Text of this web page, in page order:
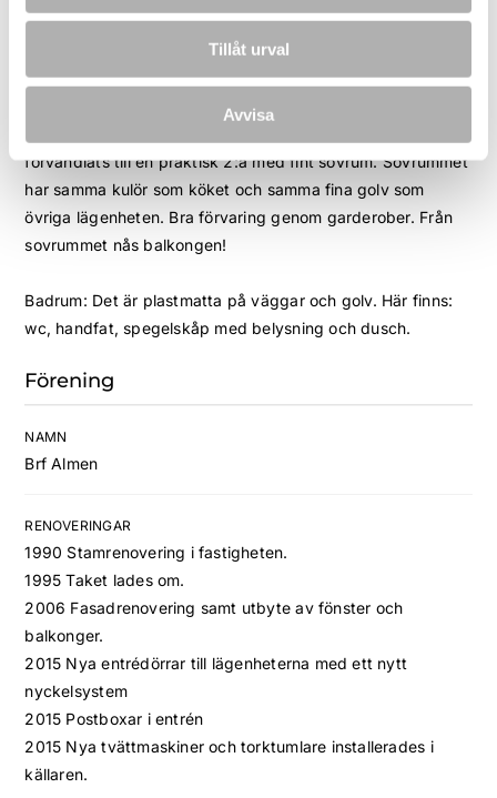
Tillåt urval
Avvisa
Vardagsrum: Gosa in dig i detta vardagsrum! Samma fina
varma gröna färgen på väggarna gör detta rum så trevligt!
Fönster mot villaområdet ger fint ljus.
förvandlats till en praktisk 2:a med fint sovrum. Sovrummet
har samma kulör som köket och samma fina golv som
övriga lägenheten. Bra förvaring genom garderober. Från
sovrummet nås balkongen!
Badrum: Det är plastmatta på väggar och golv. Här finns:
wc, handfat, spegelskåp med belysning och dusch.
Förening
NAMN
Brf Almen
RENOVERINGAR
1990 Stamrenovering i fastigheten.
1995 Taket lades om.
2006 Fasadrenovering samt utbyte av fönster och
balkonger.
2015 Nya entrédörrar till lägenheterna med ett nytt
nyckelsystem
2015 Postboxar i entrén
2015 Nya tvättmaskiner och torktumlare installerades i
källaren.